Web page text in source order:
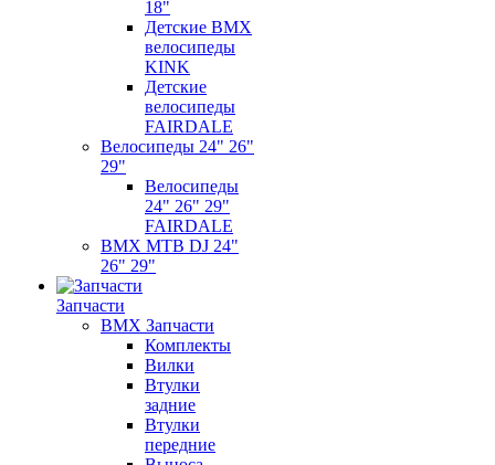
18"
Детские BMX
велосипеды
KINK
Детские
велосипеды
FAIRDALE
Велосипеды 24" 26"
29"
Велосипеды
24" 26" 29"
FAIRDALE
BMX MTB DJ 24"
26" 29"
Запчасти
BMX Запчасти
Комплекты
Вилки
Втулки
задние
Втулки
передние